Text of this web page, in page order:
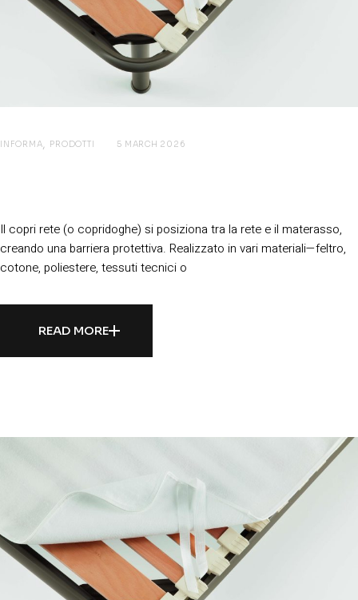
INFORMA PRODOTTI 5 MARCH 2026
Il copri rete (o copridoghe) si posiziona tra la rete e il materasso,
creando una barriera protettiva. Realizzato in vari materiali—feltro,
cotone, poliestere, tessuti tecnici o
READ MORE